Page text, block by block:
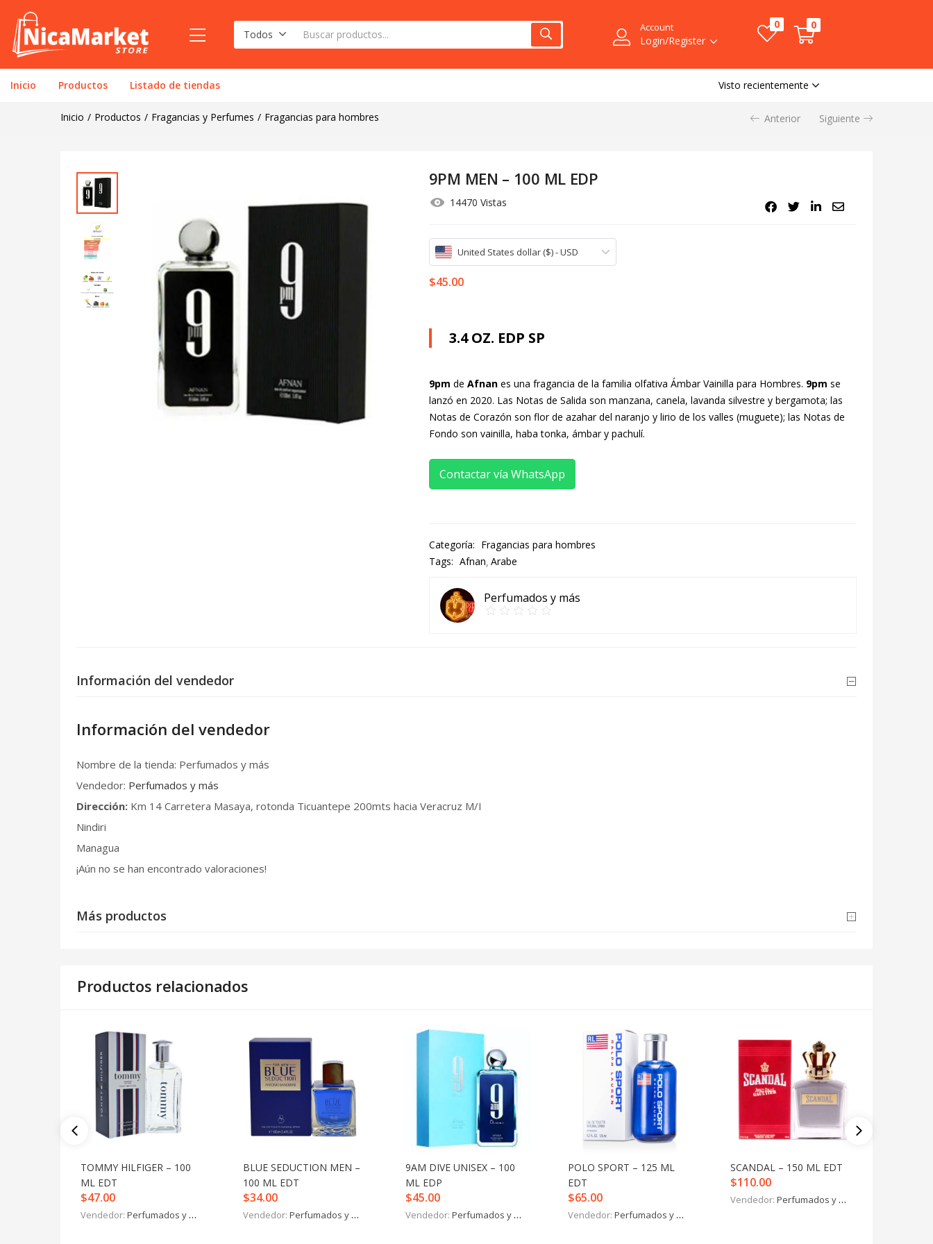
Todos
Account
Login/Register
0 0
Inicio Productos Listado de tiendas Visto recientemente
Inicio Productos Fragancias y Perfumes Fragancias para hombres Anterior Siguiente
9PM MEN – 100 ML EDP
14470 Vistas
United States dollar ($) - USD
$45.00
3.4 OZ. EDP SP
9pm de Afnanes una fragancia de la familia olfativa Ámbar Vainilla para Hombres. 9pm se
lanzó en 2020. Las Notas de Salida son manzana, canela, lavanda silvestre y bergamota; las
Notas de Corazón son flor de azahar del naranjo y lirio de los valles (muguete); las Notas de
Fondo son vainilla, haba tonka, ámbar y pachulí.
Contactar vía WhatsApp
Categoría: Fragancias para hombres
Tags: Afnan Arabe
Perfumados y más
Información del vendedor
Información del vendedor
Nombre de la tienda: Perfumados y más
Vendedor: Perfumados y más
Dirección: Km 14 Carretera Masaya, rotonda Ticuantepe 200mts hacia Veracruz M/I
Nindiri
Managua
¡Aún no se han encontrado valoraciones!
Más productos
Productos relacionados
TOMMY HILFIGER – 100
ML EDT
$47.00
Vendedor: Perfumados y más
BLUE SEDUCTION MEN –
100 ML EDT
$34.00
Vendedor: Perfumados y más
9AM DIVE UNISEX – 100
ML EDP
$45.00
Vendedor: Perfumados y más
POLO SPORT – 125 ML
EDT
$65.00
Vendedor: Perfumados y más
SCANDAL – 150 ML EDT
$110.00
Vendedor: Perfumados y más